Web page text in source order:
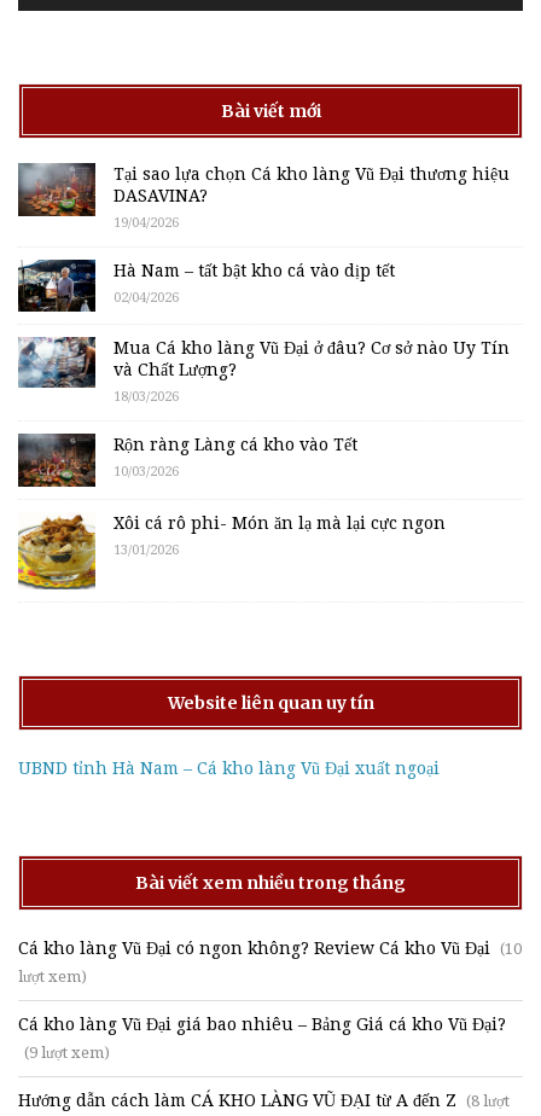
Bài viết mới
Tại sao lựa chọn Cá kho làng Vũ Đại thương hiệu
DASAVINA?
19/04/2026
Hà Nam – tất bật kho cá vào dịp tết
02/04/2026
Mua Cá kho làng Vũ Đại ở đâu? Cơ sở nào Uy Tín
và Chất Lượng?
18/03/2026
Rộn ràng Làng cá kho vào Tết
10/03/2026
Xôi cá rô phi- Món ăn lạ mà lại cực ngon
13/01/2026
Website liên quan uy tín
UBND tỉnh Hà Nam – Cá kho làng Vũ Đại xuất ngoại
Bài viết xem nhiều trong tháng
Cá kho làng Vũ Đại có ngon không? Review Cá kho Vũ Đại (10
lượt xem)
Cá kho làng Vũ Đại giá bao nhiêu – Bảng Giá cá kho Vũ Đại?
(9 lượt xem)
Hướng dẫn cách làm CÁ KHO LÀNG VŨ ĐẠI từ A đến Z (8 lượt